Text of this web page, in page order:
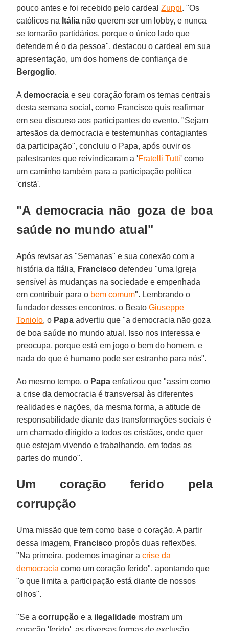
pouco antes e foi recebido pelo cardealZuppi. "Os
católicos na Itália não querem ser um lobby, e nunca
se tornarão partidários, porque o único lado que
defendem é o da pessoa", destacou o cardeal em sua
apresentação, um dos homens de confiança de
Bergoglio.
Ademocracia e seu coração foram os temas centrais
desta semana social, como Francisco quis reafirmar
em seu discurso aos participantes do evento. "Sejam
artesãos da democracia e testemunhas contagiantes
da participação", concluiu o Papa, após ouvir os
palestrantes que reivindicaram a 'Fratelli Tutti' como
um caminho também para a participação política
'cristã'.
"A democracia não goza de boa
saúde no mundo atual"
Após revisar as "Semanas" e sua conexão com a
história da Itália, Francisco defendeu "uma Igreja
sensível às mudanças na sociedade e empenhada
em contribuir para o bem comum". Lembrando o
fundador desses encontros, o BeatoGiuseppe
Toniolo, o Papa advertiu que "a democracia não goza
de boa saúde no mundo atual. Isso nos interessa e
preocupa, porque está em jogo o bem do homem, e
nada do que é humano pode ser estranho para nós".
Ao mesmo tempo, o Papa enfatizou que "assim como
a crise da democracia é transversal às diferentes
realidades e nações, da mesma forma, a atitude de
responsabilidade diante das transformações sociais é
um chamado dirigido a todos os cristãos, onde quer
que estejam vivendo e trabalhando, em todas as
partes do mundo".
Um coração ferido pela
corrupção
Uma missão que tem como base o coração. A partir
dessa imagem, Francisco propôs duas reflexões.
"Na primeira, podemos imaginar a crise da
democracia como um coração ferido", apontando que
"o que limita a participação está diante de nossos
olhos".
"Se acorrupção e a ilegalidade mostram um